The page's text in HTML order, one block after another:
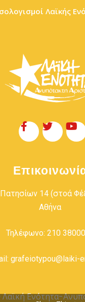
Λαϊκής
Πατησίων 14 (στοά
Αθήνα
Τηλέφωνο: 210
grafeiotypou@laiki-
Ενότητα-